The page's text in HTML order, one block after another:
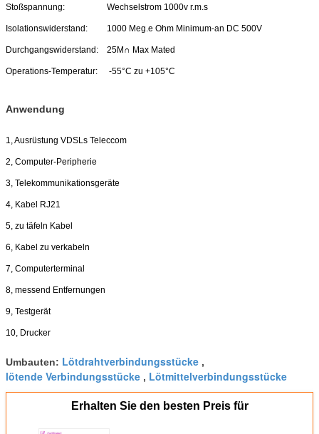
Stoßspannung: Wechselstrom 1000v r.m.s
Isolationswiderstand: 1000 Meg.e Ohm Minimum-an DC 500V
Durchgangswiderstand: 25M∩ Max Mated
Operations-Temperatur: -55°C zu +105°C
Anwendung
1, Ausrüstung VDSLs Teleccom
2, Computer-Peripherie
3, Telekommunikationsgeräte
4, Kabel RJ21
5, zu täfeln Kabel
6, Kabel zu verkabeln
7, Computerterminal
8, messend Entfernungen
9, Testgerät
10, Drucker
Umbauten: Lötdrahtverbindungsstücke ,
lötende Verbindungsstücke , Lötmittelverbindungsstücke
Erhalten Sie den besten Preis für